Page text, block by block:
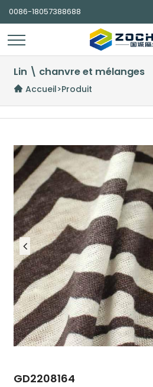
0086-18057388688
Lin \ chanvre et mélanges
Accueil>Produit
GD2208164